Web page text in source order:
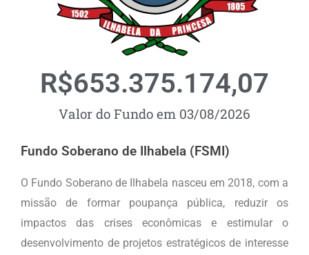
Valor do Fundo em 03/08/2026
R$653.375.174,07
Fundo Soberano de Ilhabela (FSMI)
O Fundo Soberano de Ilhabela nasceu em 2018, com a
missão de formar poupança pública, reduzir os
impactos das crises econômicas e estimular o
desenvolvimento de projetos estratégicos de interesse